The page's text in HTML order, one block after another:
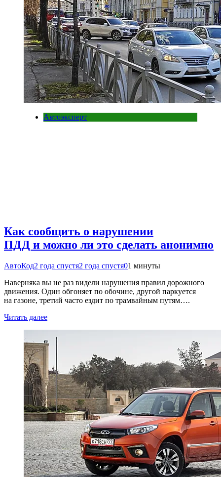
Автоэксперт
Как сообщить о нарушении
ПДД и можно ли это сделать анонимно
АвтоКод2 года спустя2 года спустя01 минуты
Наверняка вы не раз видели нарушения правил дорожного
движения. Один обгоняет по обочине, другой паркуется
на газоне, третий часто ездит по трамвайным путям….
Читать далее